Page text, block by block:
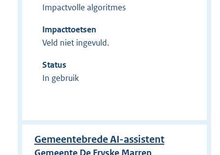
Impactvolle algoritmes
Impacttoetsen
Veld niet ingevuld.
Status
In gebruik
Gemeentebrede AI-assistent